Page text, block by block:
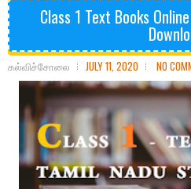
Class 1 Text Books
கல்விச்சோலை JULY 11, 2020 NO